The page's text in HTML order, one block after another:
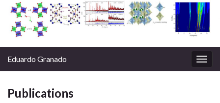
Eduardo Granado
Publications